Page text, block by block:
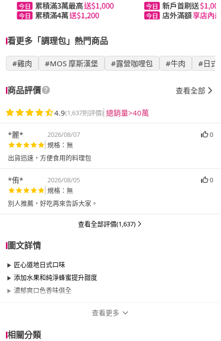
看更多「調理包」熱門商品
#雞肉 #MOS 摩斯漢堡 #露營咖哩包 #牛肉 #日式
商品評價 查看全部
4.9(1,637則評價) 總銷量>40萬
*麗* 2026/08/07
0
規格：無
出貨迅速，方便食用的料理包
*侑* 2026/08/05
0
規格：無
別人推薦，好吃再來告訴大家。
查看全部評價(1,637)
圖文詳情
匠心道地日式口味
添加水果和純淨蜂蜜提升甜度
濃郁爽口色香味俱全
查看更多
相關分類